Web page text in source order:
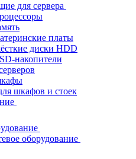
для сервера
платы
диски HDD
накопители
шкафов и стоек
оборудование